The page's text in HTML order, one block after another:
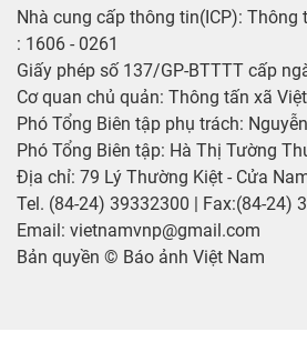
Nhà cung cấp thông tin(ICP): Thông
: 1606 - 0261
Giấy phép số 137/GP-BTTTT cấp
Cơ quan chủ quản: Thông tấn xã
Phó Tổng Biên tập phụ trách:
Phó Tổng Biên tập: Hà Thị Tường
Địa chỉ: 79 Lý Thường Kiệt - Cửa
Tel. (84-24) 39332300 | Fax:(84-24)
Email: vietnamvnp@gmail.com
Bản quyền © Báo ảnh Việt Nam